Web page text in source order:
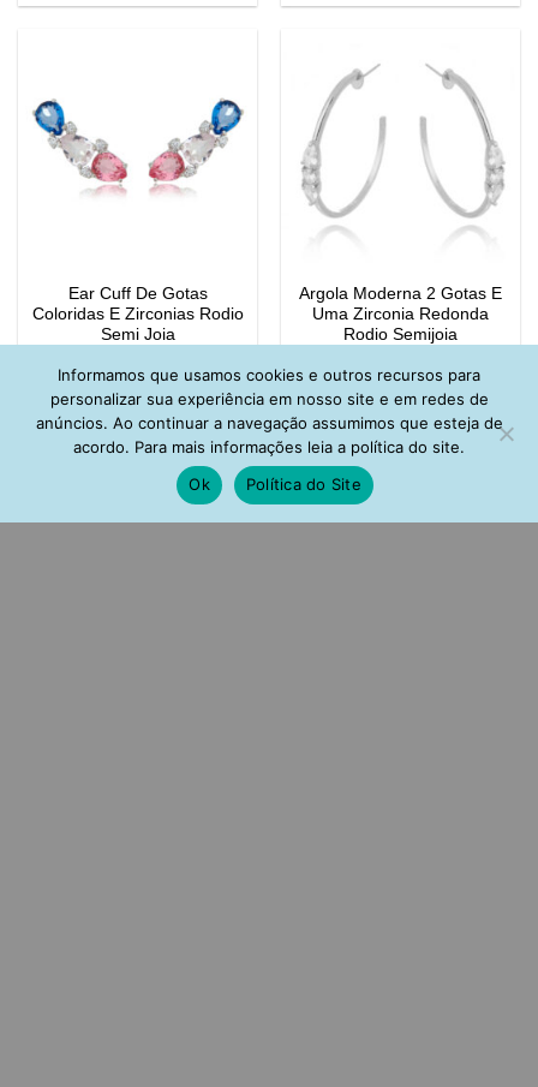
Ear Cuff De Gotas
Coloridas E Zirconias Rodio
Semi Joia
Argola Moderna 2 Gotas E
Uma Zirconia Redonda
Rodio Semijoia
Informamos que usamos cookies e outros recursos para
personalizar sua experiência em nosso site e em redes de
anúncios. Ao continuar a navegação assumimos que esteja de
acordo. Para mais informações leia a política do site.
Ok
Política do Site